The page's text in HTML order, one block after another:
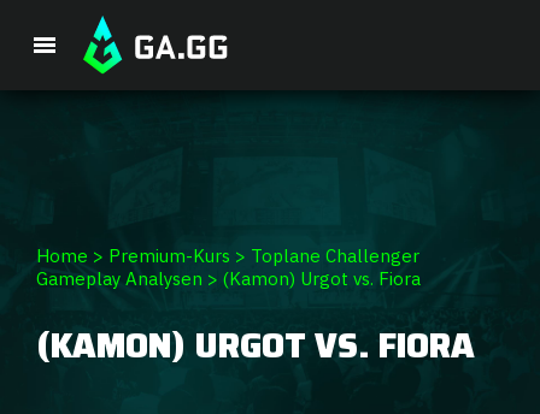
Single Premium Course
Home > Premium-Kurs > Toplane Challenger
Gameplay Analysen > (Kamon) Urgot vs. Fiora
(KAMON) URGOT VS. FIORA